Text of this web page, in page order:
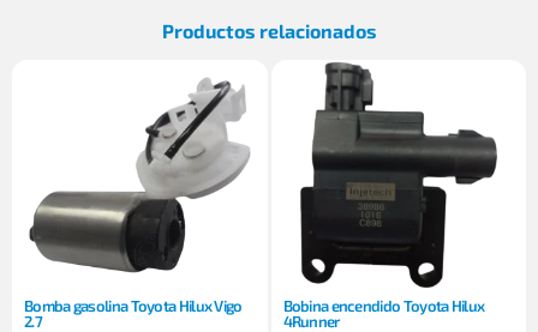
Productos relacionados
Bomba gasolina Toyota Hilux Vigo
2.7
Bobina encendido Toyota Hilux
4Runner